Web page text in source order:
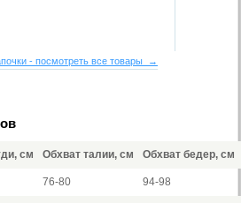
- посмотреть все товары →
см Обхват талии, см Обхват бедер, см
76-80 94-98